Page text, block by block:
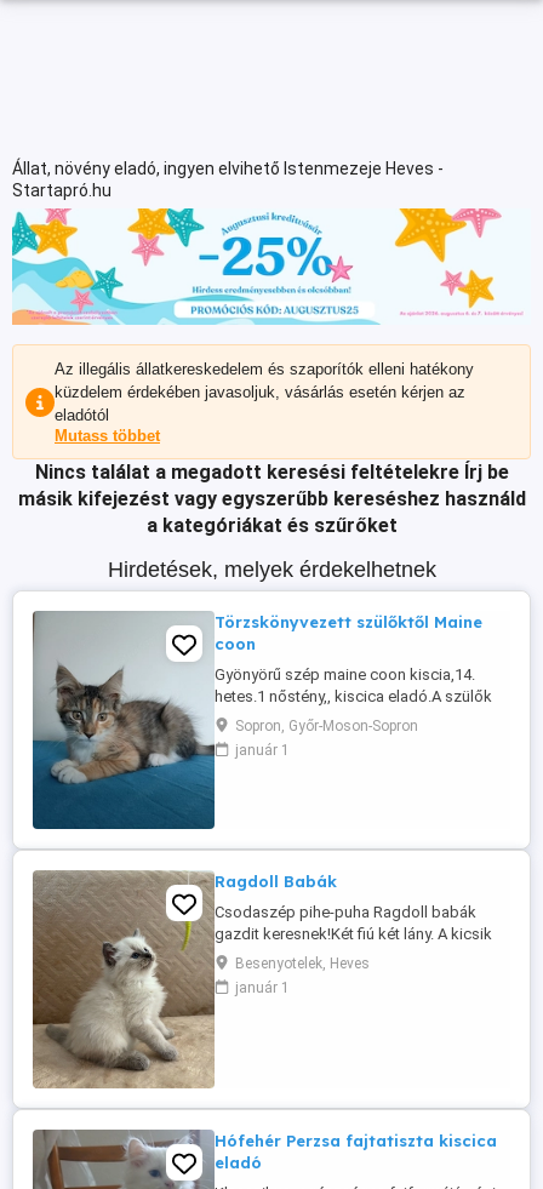
Állat, növény eladó, ingyen elvihető Istenmezeje Heves -
Startapró.hu
Az illegális állatkereskedelem és szaporítók elleni hatékony
küzdelem érdekében javasoljuk, vásárlás esetén kérjen az
eladótól
Mutass többet
Nincs találat a megadott keresési feltételekre Írj be
másik kifejezést vagy egyszerűbb kereséshez használd
a kategóriákat és szűrőket
Hirdetések, melyek érdekelhetnek
Törzskönyvezett szülőktől Maine
coon
Gyönyörű szép maine coon kiscia,14.
hetes.1 nőstény,, kiscica eladó.A szülők
törzskönyvezett cicaák a kicsi
nem.Nagyon
kedves,játékos,bújós,.Alomra szoktatva,
,vagy este 18.00.után lehet.Hétvégén ...
Sopron, Győr-Moson-Sopron
január 1
Ragdoll Babák
Csodaszép pihe-puha Ragdoll babák
gazdit keresnek!Két fiú két lány. A kicsik
két hét mulva(aug.17) költözhetnek ugy
családjukhoz,rendszeresen
parazitamentesítve és ajánlott oltassal. A
Besenyotelek, Heves
január 1
Hófehér Perzsa fajtatiszta kiscica
eladó